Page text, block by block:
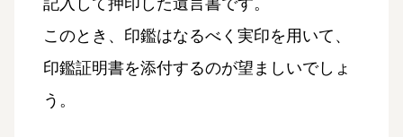
記入して押印した遺言書です。
このとき、印鑑はなるべく実印を用いて、
印鑑証明書を添付するのが望ましいでしょ
う。